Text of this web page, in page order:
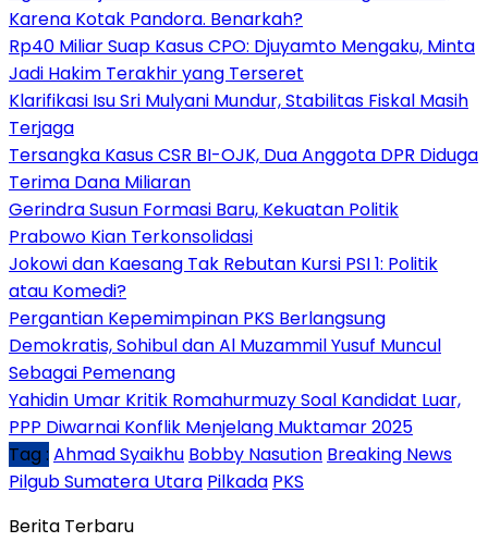
Karena Kotak Pandora. Benarkah?
Rp40 Miliar Suap Kasus CPO: Djuyamto Mengaku, Minta
Jadi Hakim Terakhir yang Terseret
Klarifikasi Isu Sri Mulyani Mundur, Stabilitas Fiskal Masih
Terjaga
Tersangka Kasus CSR BI-OJK, Dua Anggota DPR Diduga
Terima Dana Miliaran
Gerindra Susun Formasi Baru, Kekuatan Politik
Prabowo Kian Terkonsolidasi
Jokowi dan Kaesang Tak Rebutan Kursi PSI 1: Politik
atau Komedi?
Pergantian Kepemimpinan PKS Berlangsung
Demokratis, Sohibul dan Al Muzammil Yusuf Muncul
Sebagai Pemenang
Yahidin Umar Kritik Romahurmuzy Soal Kandidat Luar,
PPP Diwarnai Konflik Menjelang Muktamar 2025
Tag : Ahmad Syaikhu Bobby Nasution Breaking News
Pilgub Sumatera Utara Pilkada PKS
Berita Terbaru